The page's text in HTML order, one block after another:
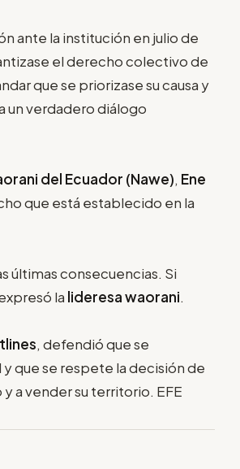
ante la institución en julio de
el derecho colectivo de
que se priorizase su causa y
un verdadero diálogo
del Ecuador (Nawe), Ene
que está establecido en la
últimas consecuencias. Si
la lideresa waorani.
, defendió que se
que se respete la decisión de
a vender su territorio. EFE